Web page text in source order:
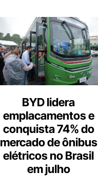
BYD lidera
emplacamentos e
conquista 74% do
mercado de ônibus
elétricos no Brasil
em julho